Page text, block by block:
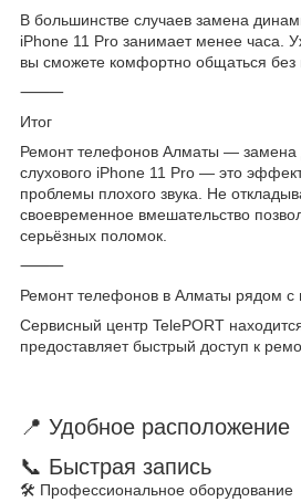
В большинстве случаев замена
iPhone 11 Pro занимает менее часа.
вы сможете комфортно общаться без
⸻
Итог
Ремонт телефонов Алматы — замена
слухового iPhone 11 Pro — это
проблемы плохого звука. Не
своевременное вмешательство
серьёзных поломок.
⸻
Ремонт телефонов в Алматы рядом с
Сервисный центр TelePORT
предоставляет быстрый доступ к
📍 Удобное расположение
📞 Быстрая запись
🛠 Профессиональное оборудование